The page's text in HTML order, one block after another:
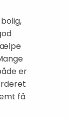
er
få